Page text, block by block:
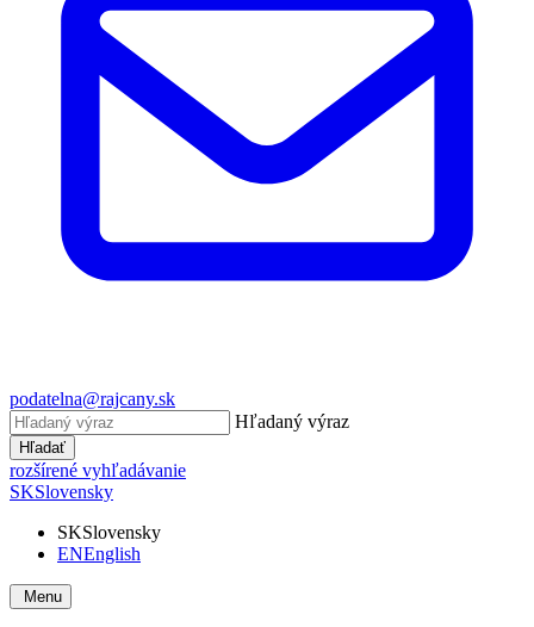
podatelna@rajcany.sk
Hľadaný výraz
Hľadať
rozšírené vyhľadávanie
SKSlovensky
SKSlovensky
ENEnglish
Menu